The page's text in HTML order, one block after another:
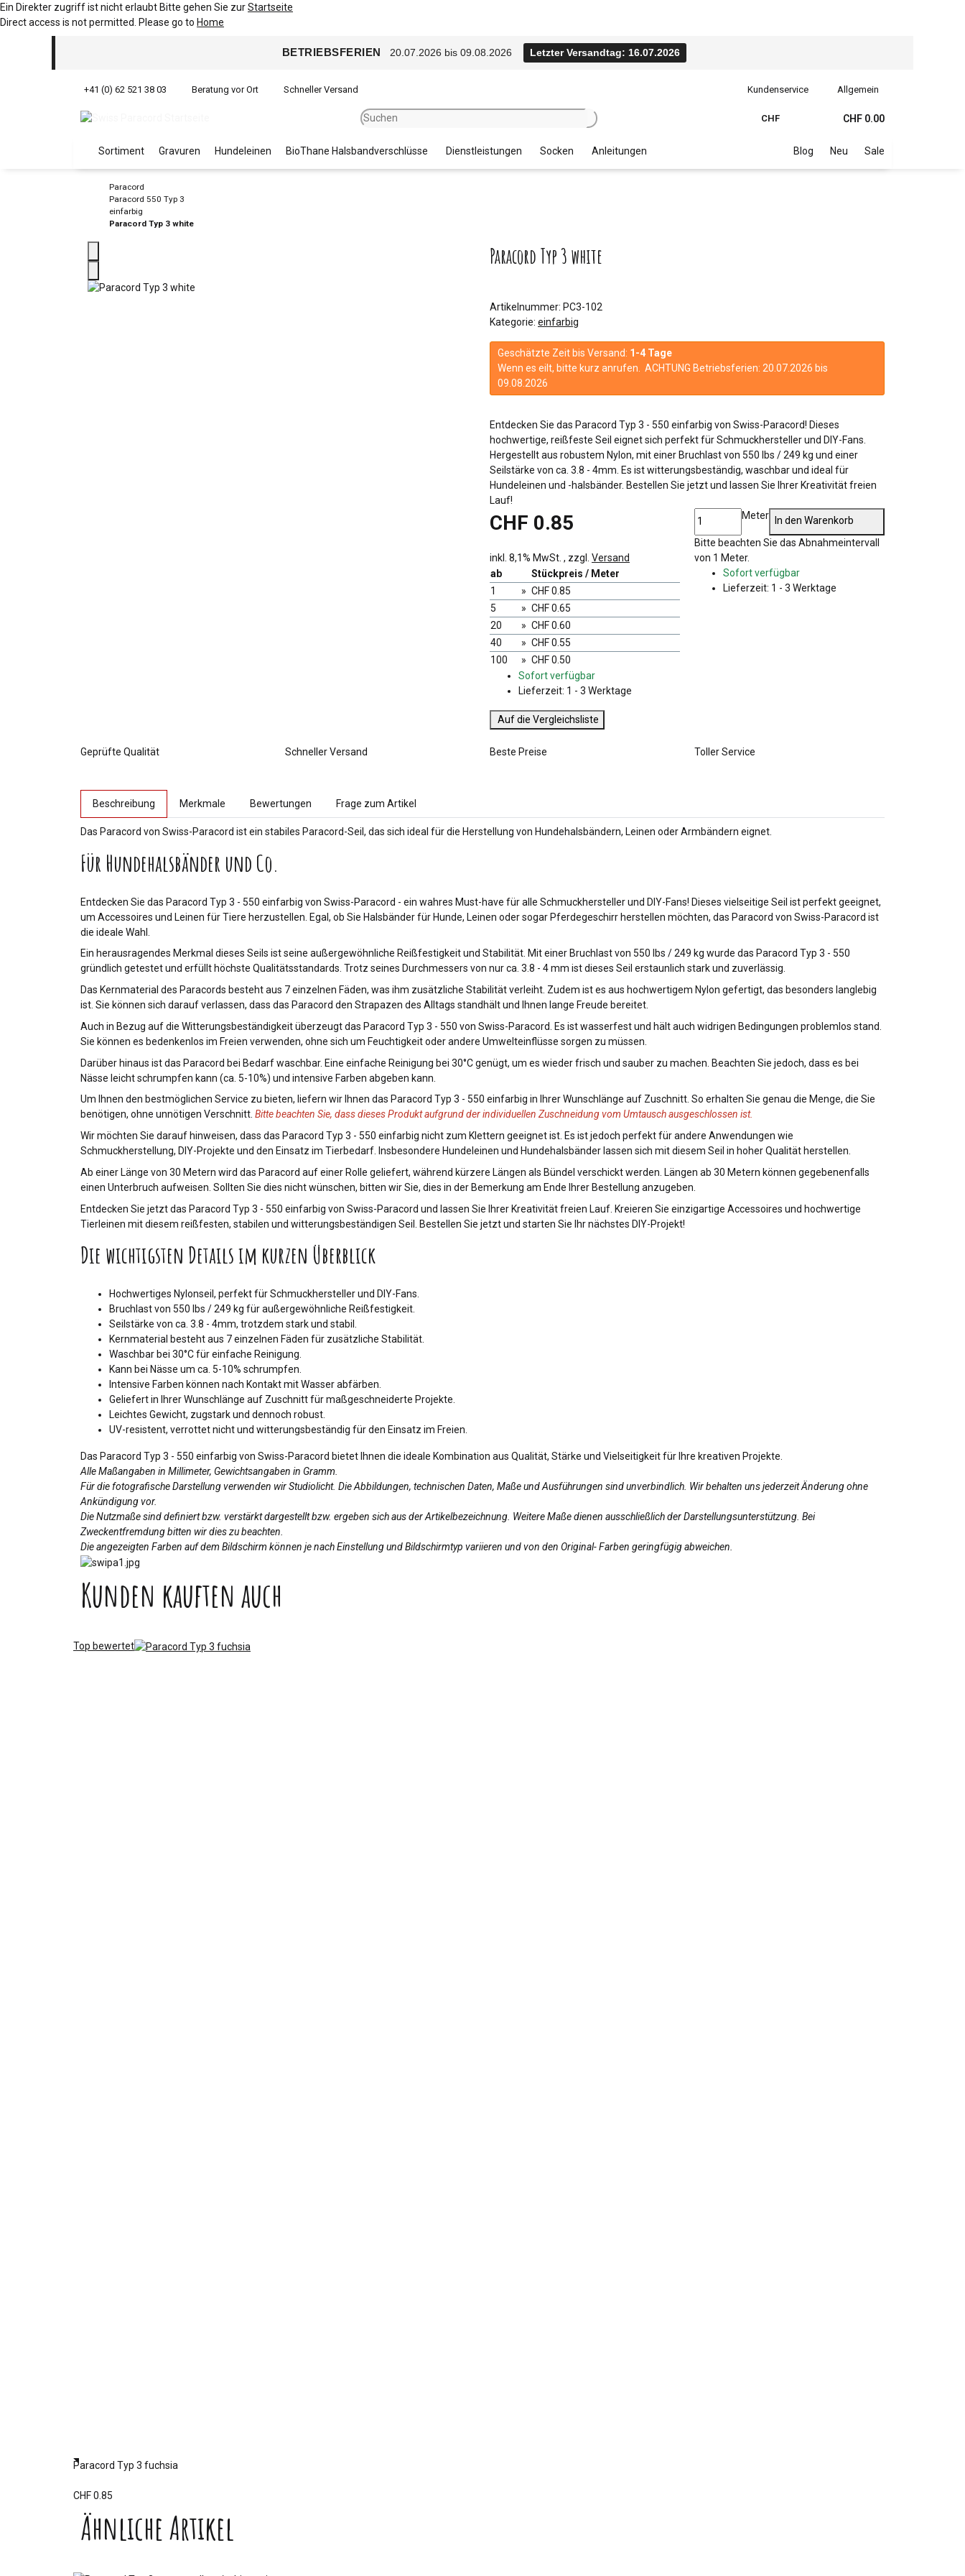
Ein Direkter zugriff ist nicht erlaubt Bitte gehen Sie zurStartseite
Direct access is not permitted. Please go to Home
BETRIEBSFERIEN 20.07.2026 bis 09.08.2026 Letzter Versandtag: 16.07.2026
+41 (0) 62 521 38 03 Beratung vor Ort Schneller Versand Kundenservice Allgemein
CHF CHF 0.00
Sortiment Gravuren Hundeleinen BioThane Halsbandverschlüsse Dienstleistungen Socken Anleitungen Blog Neu Sale
Paracord
Paracord 550 Typ 3
einfarbig
Paracord Typ 3 white
Paracord Typ 3 white
Artikelnummer: PC3-102
Kategorie: einfarbig
Geschätzte Zeit bis Versand: 1-4 Tage
Wenn es eilt, bitte kurz anrufen. ACHTUNG Betriebsferien: 20.07.2026 bis
09.08.2026
Entdecken Sie das Paracord Typ 3 - 550 einfarbig von Swiss-Paracord! Dieses
hochwertige, reißfeste Seil eignet sich perfekt für Schmuckhersteller und DIY-Fans.
Hergestellt aus robustem Nylon, mit einer Bruchlast von 550 lbs / 249 kg und einer
Seilstärke von ca. 3.8 - 4mm. Es ist witterungsbeständig, waschbar und ideal für
Hundeleinen und -halsbänder. Bestellen Sie jetzt und lassen Sie Ihrer Kreativität freien
Lauf!
CHF 0.85
inkl. 8,1% MwSt. , zzgl. Versand
ab
Stückpreis / Meter
1
» CHF 0.85
5
» CHF 0.65
20
» CHF 0.60
40
» CHF 0.55
100
» CHF 0.50
Sofort verfügbar
Lieferzeit: 1 - 3 Werktage
Meter
In den Warenkorb
x
Bitte beachten Sie das Abnahmeintervall
von 1 Meter.
Sofort verfügbar
Lieferzeit: 1 - 3 Werktage
Auf die Vergleichsliste
Geprüfte Qualität Schneller Versand Beste Preise Toller Service
Beschreibung Merkmale Bewertungen Frage zum Artikel
Das Paracord von Swiss-Paracord ist ein stabiles Paracord-Seil, das sich ideal für die Herstellung von Hundehalsbändern, Leinen oder Armbändern eignet.
Für Hundehalsbänder und Co.
Entdecken Sie das Paracord Typ 3 - 550 einfarbig von Swiss-Paracord - ein wahres Must-have für alle Schmuckhersteller und DIY-Fans! Dieses vielseitige Seil ist perfekt geeignet,
um Accessoires und Leinen für Tiere herzustellen. Egal, ob Sie Halsbänder für Hunde, Leinen oder sogar Pferdegeschirr herstellen möchten, das Paracord von Swiss-Paracord ist
die ideale Wahl.
Ein herausragendes Merkmal dieses Seils ist seine außergewöhnliche Reißfestigkeit und Stabilität. Mit einer Bruchlast von 550 lbs / 249 kg wurde das Paracord Typ 3 - 550
gründlich getestet und erfüllt höchste Qualitätsstandards. Trotz seines Durchmessers von nur ca. 3.8 - 4 mm ist dieses Seil erstaunlich stark und zuverlässig.
Das Kernmaterial des Paracords besteht aus 7 einzelnen Fäden, was ihm zusätzliche Stabilität verleiht. Zudem ist es aus hochwertigem Nylon gefertigt, das besonders langlebig
ist. Sie können sich darauf verlassen, dass das Paracord den Strapazen des Alltags standhält und Ihnen lange Freude bereitet.
Auch in Bezug auf die Witterungsbeständigkeit überzeugt das Paracord Typ 3 - 550 von Swiss-Paracord. Es ist wasserfest und hält auch widrigen Bedingungen problemlos stand.
Sie können es bedenkenlos im Freien verwenden, ohne sich um Feuchtigkeit oder andere Umwelteinflüsse sorgen zu müssen.
Darüber hinaus ist das Paracord bei Bedarf waschbar. Eine einfache Reinigung bei 30°C genügt, um es wieder frisch und sauber zu machen. Beachten Sie jedoch, dass es bei
Nässe leicht schrumpfen kann (ca. 5-10%) und intensive Farben abgeben kann.
Um Ihnen den bestmöglichen Service zu bieten, liefern wir Ihnen das Paracord Typ 3 - 550 einfarbig in Ihrer Wunschlänge auf Zuschnitt. So erhalten Sie genau die Menge, die Sie
benötigen, ohne unnötigen Verschnitt. Bitte beachten Sie, dass dieses Produkt aufgrund der individuellen Zuschneidung vom Umtausch ausgeschlossen ist.
Wir möchten Sie darauf hinweisen, dass das Paracord Typ 3 - 550 einfarbig nicht zum Klettern geeignet ist. Es ist jedoch perfekt für andere Anwendungen wie
Schmuckherstellung, DIY-Projekte und den Einsatz im Tierbedarf. Insbesondere Hundeleinen und Hundehalsbänder lassen sich mit diesem Seil in hoher Qualität herstellen.
Ab einer Länge von 30 Metern wird das Paracord auf einer Rolle geliefert, während kürzere Längen als Bündel verschickt werden. Längen ab 30 Metern können gegebenenfalls
einen Unterbruch aufweisen. Sollten Sie dies nicht wünschen, bitten wir Sie, dies in der Bemerkung am Ende Ihrer Bestellung anzugeben.
Entdecken Sie jetzt das Paracord Typ 3 - 550 einfarbig von Swiss-Paracord und lassen Sie Ihrer Kreativität freien Lauf. Kreieren Sie einzigartige Accessoires und hochwertige
Tierleinen mit diesem reißfesten, stabilen und witterungsbeständigen Seil. Bestellen Sie jetzt und starten Sie Ihr nächstes DIY-Projekt!
Die wichtigsten Details im kurzen Überblick
Hochwertiges Nylonseil, perfekt für Schmuckhersteller und DIY-Fans.
Bruchlast von 550 lbs / 249 kg für außergewöhnliche Reißfestigkeit.
Seilstärke von ca. 3.8 - 4mm, trotzdem stark und stabil.
Kernmaterial besteht aus 7 einzelnen Fäden für zusätzliche Stabilität.
Waschbar bei 30°C für einfache Reinigung.
Kann bei Nässe um ca. 5-10% schrumpfen.
Intensive Farben können nach Kontakt mit Wasser abfärben.
Geliefert in Ihrer Wunschlänge auf Zuschnitt für maßgeschneiderte Projekte.
Leichtes Gewicht, zugstark und dennoch robust.
UV-resistent, verrottet nicht und witterungsbeständig für den Einsatz im Freien.
Das Paracord Typ 3 - 550 einfarbig von Swiss-Paracord bietet Ihnen die ideale Kombination aus Qualität, Stärke und Vielseitigkeit für Ihre kreativen Projekte.
Alle Maßangaben in Millimeter, Gewichtsangaben in Gramm.
Für die fotografische Darstellung verwenden wir Studiolicht. Die Abbildungen, technischen Daten, Maße und Ausführungen sind unverbindlich. Wir behalten uns jederzeit Änderung ohne
Ankündigung vor.
Die Nutzmaße sind definiert bzw. verstärkt dargestellt bzw. ergeben sich aus der Artikelbezeichnung. Weitere Maße dienen ausschließlich der Darstellungsunterstützung. Bei
Zweckentfremdung bitten wir dies zu beachten.
Die angezeigten Farben auf dem Bildschirm können je nach Einstellung und Bildschirmtyp variieren und von den Original- Farben geringfügig abweichen.
Kunden kauften auch
Top bewertet
Paracord Typ 3 fuchsia
CHF 0.85
Ähnliche Artikel